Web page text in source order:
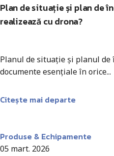
Plan de situație și plan de
realizează cu drona?
Planul de situație și planul de
documente esențiale în orice...
Citește mai departe
Produse & Echipamente
05 mart. 2026